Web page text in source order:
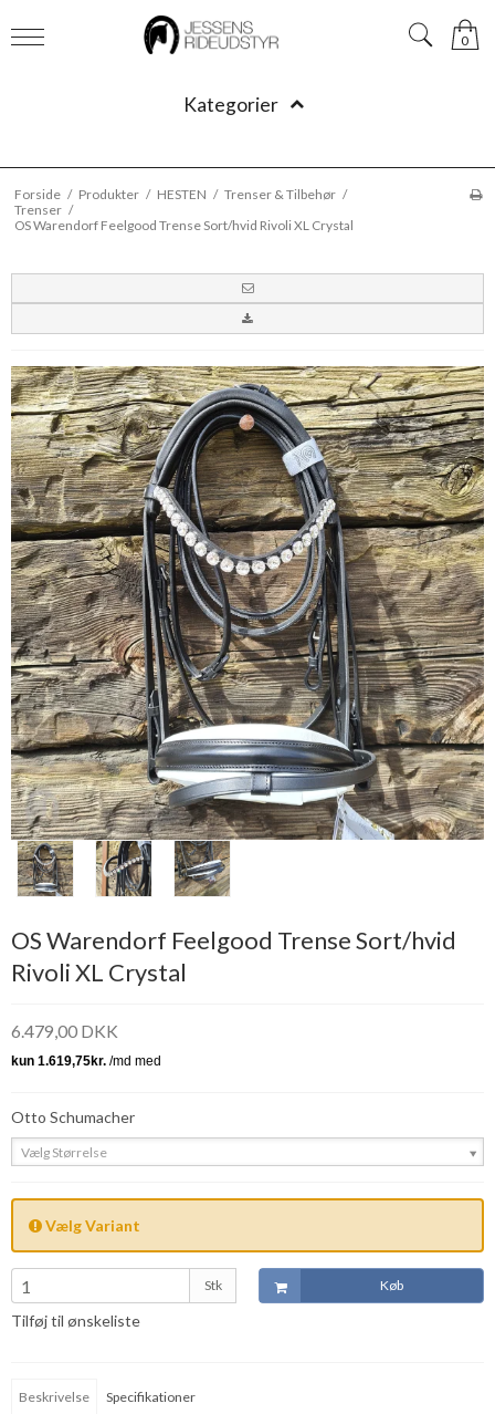
0
Kategorier
Forside / Produkter / HESTEN / Trenser & Tilbehør /
Trenser /
OS Warendorf Feelgood Trense Sort/hvid Rivoli XL Crystal
OS Warendorf Feelgood Trense Sort/hvid
Rivoli XL Crystal
6.479,00 DKK
Otto Schumacher
Vælg Størrelse
Vælg Variant
Stk Køb
Tilføj til ønskeliste
Beskrivelse Specifikationer